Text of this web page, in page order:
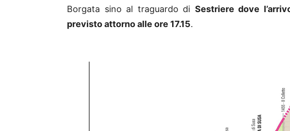
Borgata sino al traguardo di Sestriere dove
previsto attorno alle ore 17.15.